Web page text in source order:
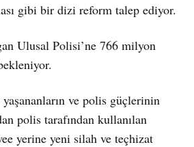
gibi bir dizi reform talep ediyor.
Ulusal Polisi’ne 766 milyon
ve polis güçlerinin
polis tarafından kullanılan
yerine yeni silah ve teçhizat